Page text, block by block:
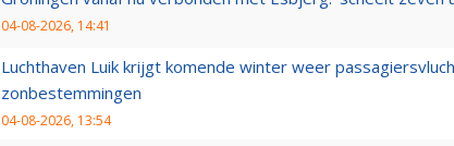
04-08-2026, 14:41
Luchthaven Luik krijgt komende winter weer
zonbestemmingen
04-08-2026, 13:54